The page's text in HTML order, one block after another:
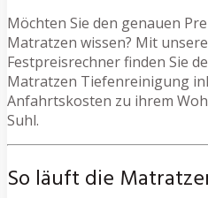
Möchten Sie den genauen
Matratzen wissen? Mit
Festpreisrechner finden Sie
Matratzen Tiefenreinigung
Anfahrtskosten zu ihrem
Suhl.
So läuft die